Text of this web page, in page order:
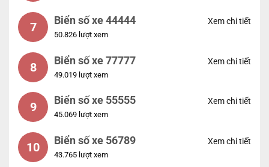
7 Biển số xe 44444
50.826 lượt xem
Xem chi tiết
8 Biển số xe 77777
49.019 lượt xem
Xem chi tiết
9 Biển số xe 55555
45.069 lượt xem
Xem chi tiết
10 Biển số xe 56789
43.765 lượt xem
Xem chi tiết